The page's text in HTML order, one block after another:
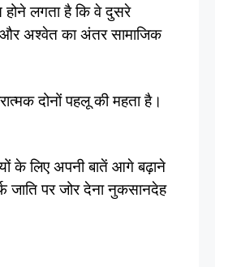
होने लगता है कि वे दुसरे
और अश्वेत का अंतर सामाजिक
दोनों पहलू की महता है।
के लिए अपनी बातें आगे बढ़ाने
जाति पर जोर देना नुकसानदेह